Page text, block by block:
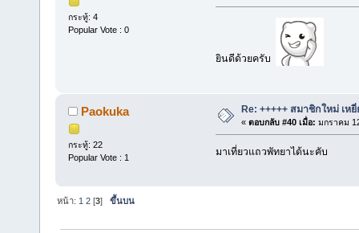
กระทู้: 4
Popular Vote : 0
ยินดีด้วยครับ
Paokuka
กระทู้: 22
Popular Vote : 1
Re: +++++ สมาชิกใหม่ เห
« ตอบกลับ #40 เมื่อ: มกราคม
มาเที่ยวแถวพัทยาได้นะคับ
หน้า: 1 2 [3]ขึ้นบน